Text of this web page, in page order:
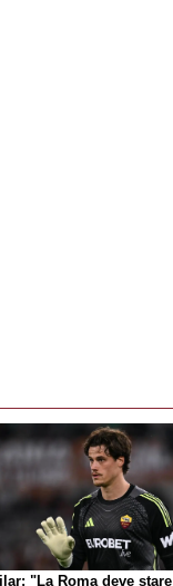
"La Roma deve stare